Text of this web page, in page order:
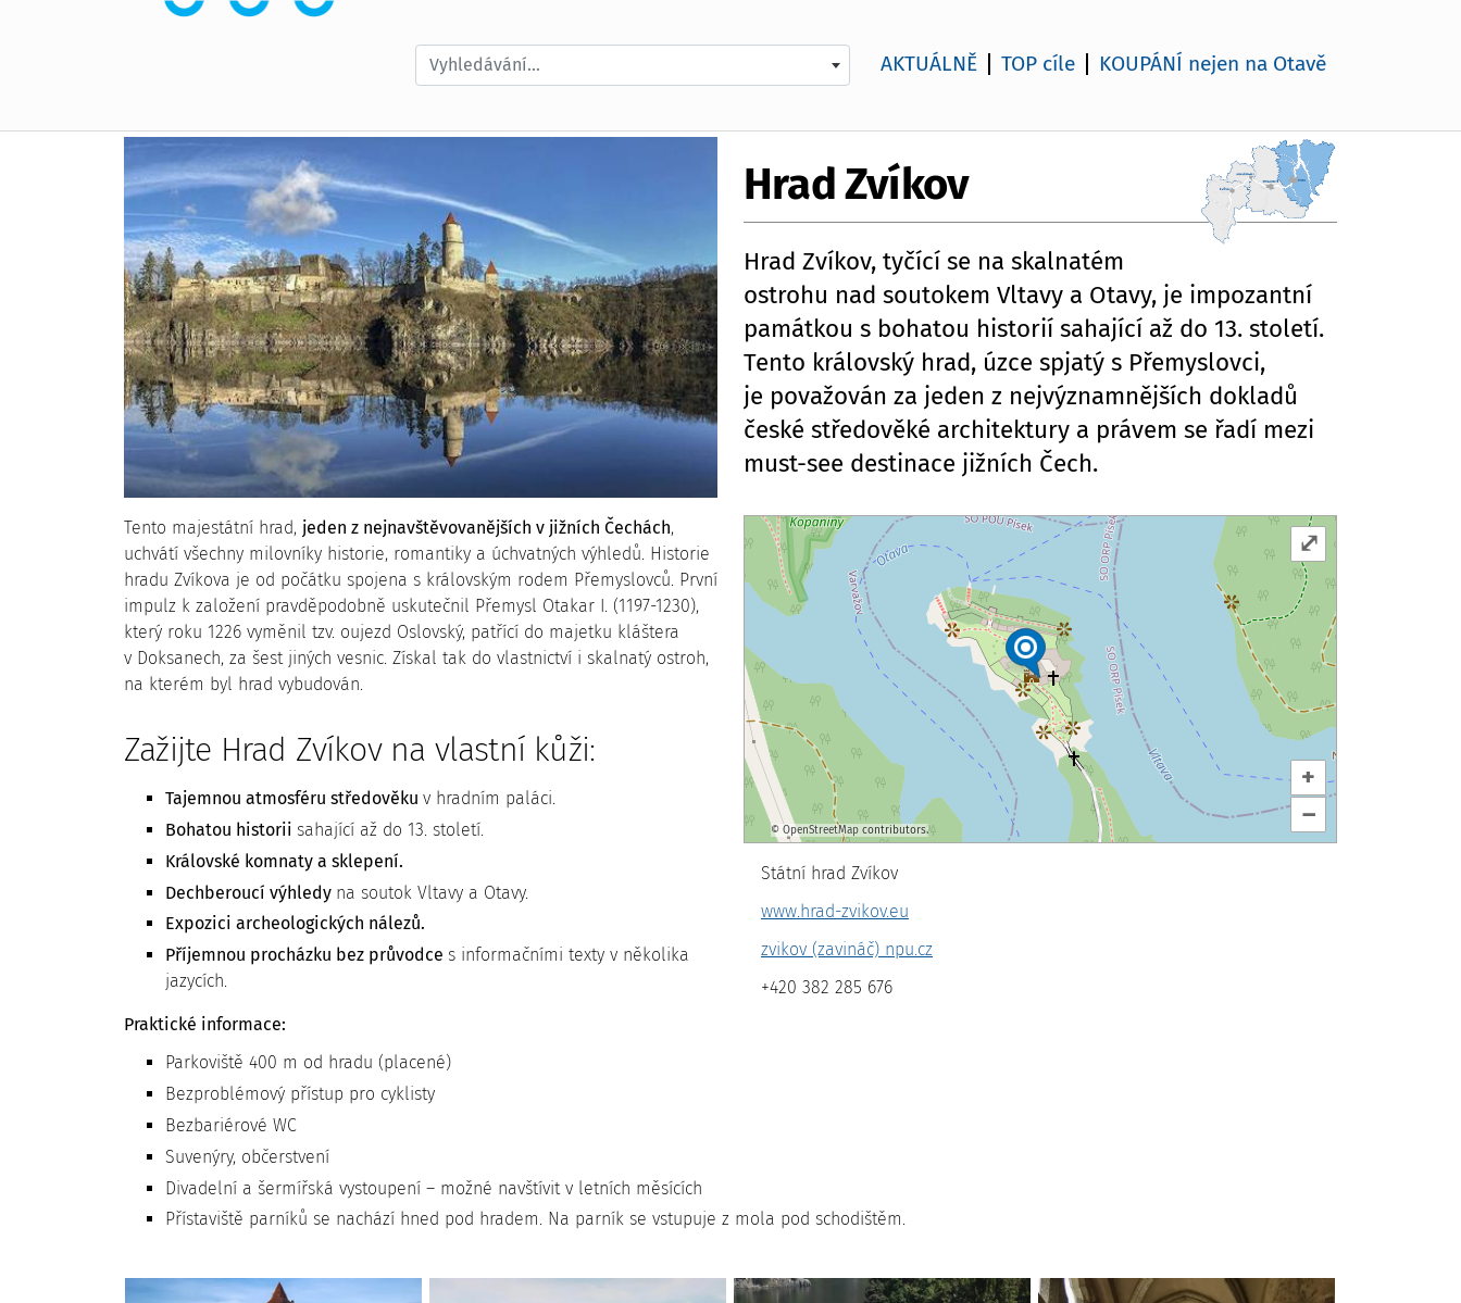
Vyhledávání... AKTUÁLNĚ TOP cíle KOUPÁNÍ nejen na Otavě
Hrad Zvíkov
Hrad Zvíkov, tyčící se na skalnatém
ostrohu nad soutokem Vltavy a Otavy, je impozantní
památkou s bohatou historií sahající až do 13. století.
Tento královský hrad, úzce spjatý s Přemyslovci,
je považován za jeden z nejvýznamnějších dokladů
české středověké architektury a právem se řadí mezi
must-see destinace jižních Čech.
+
–
© OpenStreetMap contributors.
⤢
Státní hrad Zvíkov
www.hrad-zvikov.eu
zvikov (zavináč) npu.cz
+420 382 285 676
Tento majestátní hrad, jeden z nejnavštěvovanějších v jižních Čechách,
uchvátí všechny milovníky historie, romantiky a úchvatných výhledů. Historie
hradu Zvíkova je od počátku spojena s královským rodem Přemyslovců. První
impulz k založení pravděpodobně uskutečnil Přemysl Otakar I. (1197-1230),
který roku 1226 vyměnil tzv. oujezd Oslovský, patřící do majetku kláštera
v Doksanech, za šest jiných vesnic. Získal tak do vlastnictví i skalnatý ostroh,
na kterém byl hrad vybudován.
Zažijte Hrad Zvíkov na vlastní kůži:
Tajemnou atmosféru středověkuv hradním paláci.
Bohatou historii sahající až do 13. století.
Královské komnaty a sklepení.
Dechberoucí výhledy na soutok Vltavy a Otavy.
Expozici archeologických nálezů.
Příjemnou procházku bez průvodce s informačními texty v několika
jazycích.
Praktické informace:
Parkoviště 400 m od hradu (placené)
Bezproblémový přístup pro cyklisty
Bezbariérové WC
Suvenýry, občerstvení
Divadelní a šermířská vystoupení – možné navštívit v letních měsících
Přístaviště parníků se nachází hned pod hradem. Na parník se vstupuje z mola pod schodištěm.